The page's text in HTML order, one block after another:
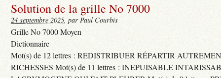
Solution de la grille No 7000
24 septembre 2025, par Paul Courbis
Grille No 7000 Moyen
Dictionnaire
Mot(s) de 12 lettres : REDISTRIBUER RÉPARTIR
RICHESSES Mot(s) de 11 lettres : INEPUISABLE